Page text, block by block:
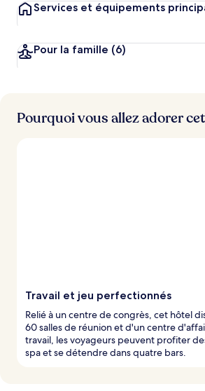
Services et équipements
Pour la famille (6)
Pourquoi vous allez adorer
Travail et jeu perfectionnés
Relié à un centre de congrès, cet hôtel
60 salles de réunion et d'un centre
travail, les voyageurs peuvent profiter
spa et se détendre dans quatre bars.